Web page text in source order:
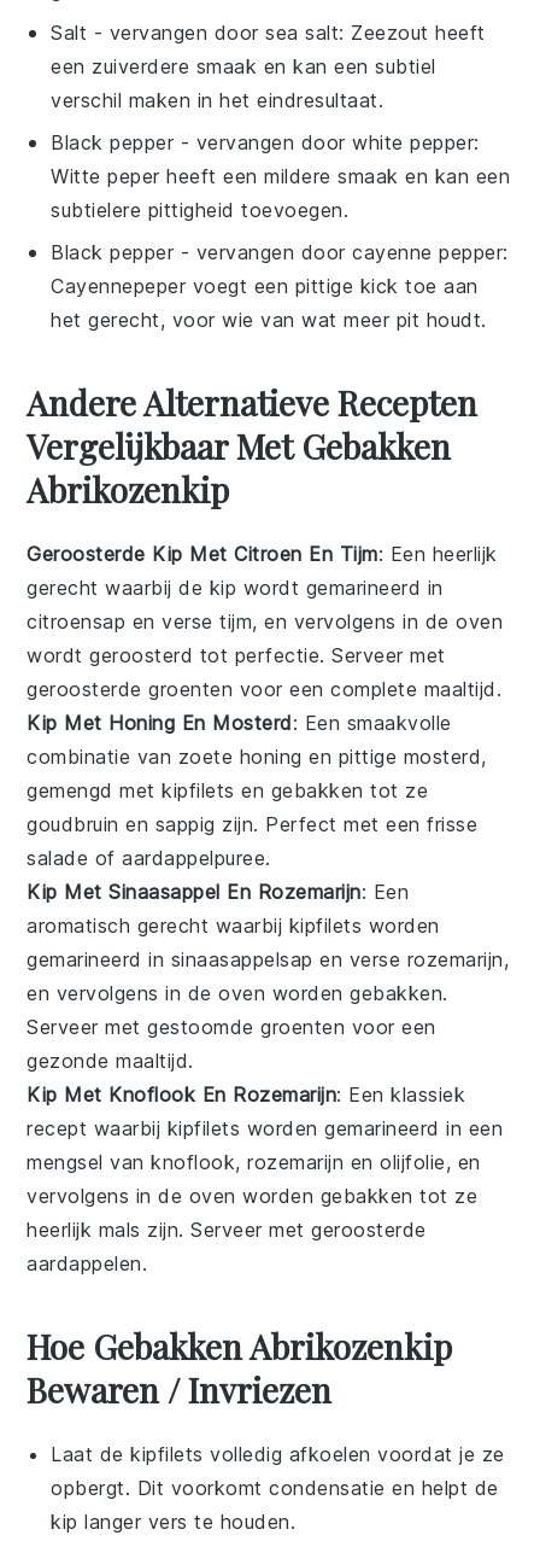
Salt - vervangen doorsea salt: Zeezout heeft
een zuiverdere smaak en kan een subtiel
verschil maken in het eindresultaat.
Black pepper - vervangen doorwhite pepper:
Witte peper heeft een mildere smaak en kan een
subtielere pittigheid toevoegen.
Black pepper - vervangen doorcayenne pepper:
Cayennepeper voegt een pittige kick toe aan
het gerecht, voor wie van wat meer pit houdt.
Andere Alternatieve Recepten
Vergelijkbaar Met Gebakken
Abrikozenkip
Geroosterde Kip Met Citroen En Tijm: Een heerlijk
gerecht waarbij de kip wordt gemarineerd in
citroensap en verse tijm, en vervolgens in de oven
wordt geroosterd tot perfectie. Serveer met
geroosterde groenten voor een complete maaltijd.
Kip Met Honing En Mosterd: Een smaakvolle
combinatie van zoete honing en pittige mosterd,
gemengd met kipfilets en gebakken tot ze
goudbruin en sappig zijn. Perfect met een frisse
salade of aardappelpuree.
Kip Met Sinaasappel En Rozemarijn: Een
aromatisch gerecht waarbij kipfilets worden
gemarineerd in sinaasappelsap en verse rozemarijn,
en vervolgens in de oven worden gebakken.
Serveer met gestoomde groenten voor een
gezonde maaltijd.
Kip Met Knoflook En Rozemarijn: Een klassiek
recept waarbij kipfilets worden gemarineerd in een
mengsel van knoflook, rozemarijn en olijfolie, en
vervolgens in de oven worden gebakken tot ze
heerlijk mals zijn. Serveer met geroosterde
aardappelen.
Hoe Gebakken Abrikozenkip
Bewaren / Invriezen
Laat dekipfilets volledig afkoelen voordat je ze
opbergt. Dit voorkomt condensatie en helpt de
kip langer vers te houden.